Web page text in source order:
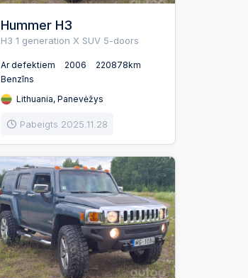
Hummer H3
H3 1 generation X SUV 5-doors
Ar defektiem 2006
220878km
Benzīns
Lithuania, Panevėžys
Pabeigts 2025.11.28